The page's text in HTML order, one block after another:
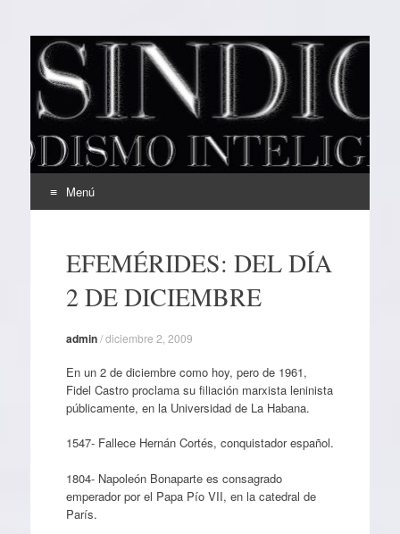
EL SINDICAL
Periodismo Inteligente
Menú
contenidoEFEMÉRIDES: DEL DÍA
2 DE DICIEMBRE
admin/diciembre 2, 2009
En un 2 de diciembre como hoy, pero de 1961,
Fidel Castro proclama su filiación marxista leninista
públicamente, en la Universidad de La Habana.
1547- Fallece Hernán Cortés, conquistador español.
1804- Napoleón Bonaparte es consagrado
emperador por el Papa Pío VII, en la catedral de
París.